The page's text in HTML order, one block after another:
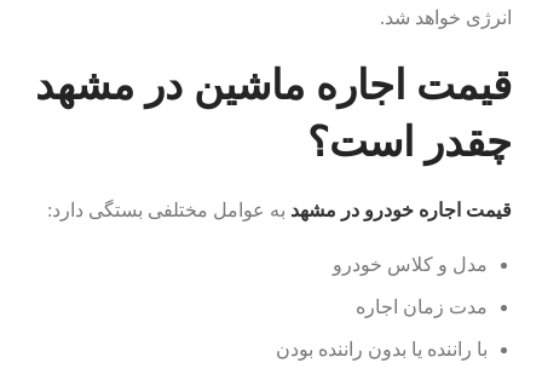
انرژی خواهد شد.
قیمت اجاره ماشین در مشهد
چقدر است؟
قیمت اجاره خودرو در مشهد به عوامل مختلفی بستگی دارد:
مدل و کلاس خودرو
مدت زمان اجاره
با راننده یا بدون راننده بودن